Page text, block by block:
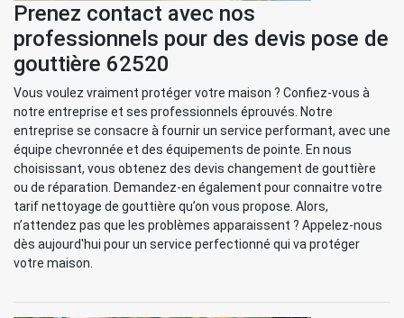
Prenez contact avec nos
professionnels pour des devis pose de
gouttière 62520
Vous voulez vraiment protéger votre maison ? Confiez-vous à
notre entreprise et ses professionnels éprouvés. Notre
entreprise se consacre à fournir un service performant, avec une
équipe chevronnée et des équipements de pointe. En nous
choisissant, vous obtenez des devis changement de gouttière
ou de réparation. Demandez-en également pour connaitre votre
tarif nettoyage de gouttière qu’on vous propose. Alors,
n’attendez pas que les problèmes apparaissent ? Appelez-nous
dès aujourd'hui pour un service perfectionné qui va protéger
votre maison.